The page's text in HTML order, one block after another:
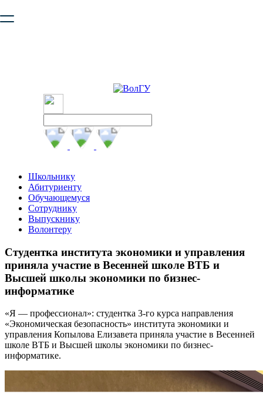
безопасную работу с сайтом. Пожалуйста
Школьнику
Абитуриенту
Обучающемуся
Сотруднику
Выпускнику
Волонтеру
Студентка института экономики и управления
приняла участие в Весенней школе ВТБ и
Высшей школы экономики по бизнес-
информатике
«Я — профессионал»: студентка 3‑го курса направления
«Экономическая безопасность» института экономики и
управления Копылова Елизавета приняла участие в Весенней
школе ВТБ и Высшей школы экономики по бизнес-
информатике.